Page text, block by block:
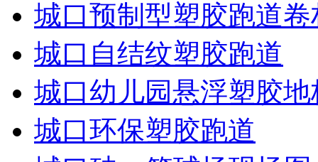
城口预制型塑胶跑道卷
城口自结纹塑胶跑道
城口幼儿园悬浮塑胶
城口环保塑胶跑道